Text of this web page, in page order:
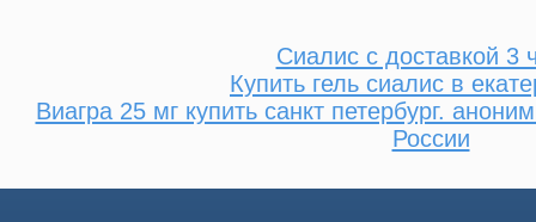
Сиалис с доставкой 3
Купить гель сиалис в
Виагра 25 мг купить санкт петербург.
России